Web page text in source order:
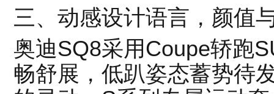
三、动感设计语言，颜值
奥迪SQ8采用Coupe轿跑
畅舒展，低趴姿态蓄势待